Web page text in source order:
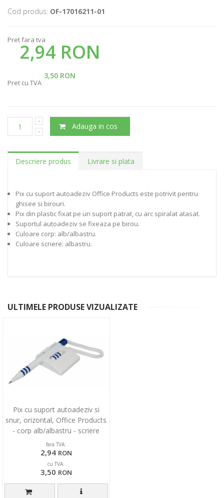
Cod produs: OF-17016211-01
Pret fara tva
2,94 RON
3,50 RON
Pret cu TVA
Adauga in cos
Descriere produs Livrare si plata
Pix cu suport autoadeziv Office Products este potrivit pentru
ghisee si birouri.
Pix din plastic fixat pe un suport patrat, cu arc spiralat atasat.
Suportul autoadeziv se fixeaza pe birou.
Culoare corp: alb/albastru.
Culoare scriere: albastru.
ULTIMELE PRODUSE VIZUALIZATE
Pix cu suport autoadeziv si
snur, orizontal, Office Products
- corp alb/albastru - scriere
albastra
fara TVA:
2,94 RON
cu TVA:
3,50 RON